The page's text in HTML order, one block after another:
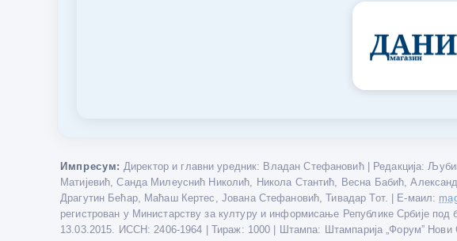
Импресум: Директор и главни уредник: Владан Стефановић | Редакција:
Матијевић, Санда Милеуснић Николић, Никола Стантић, Весна Бабић,
Драгутин Бећар, Маћаш Кертес, Јована Стефановић, Тивадар Тот. | Е-маил:
регистрован у Министарству за културу и информисање Републике Србије
13.03.2015. ИССН: 2406-1964 | Тираж: 1000 | Штампа: Штампарија „Форум” Нови